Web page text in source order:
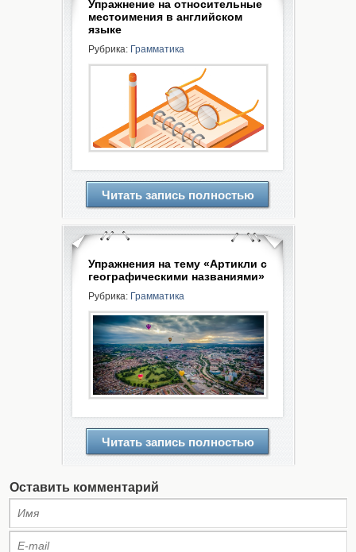
Упражнение на относительные
местоимения в английском
языке
Рубрика: Грамматика
Читать запись полностью
Упражнения на тему «Артикли с
географическими названиями»
Рубрика: Грамматика
Читать запись полностью
Оставить комментарий